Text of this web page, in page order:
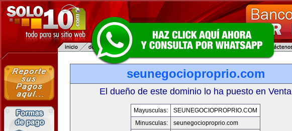
seunegocioproprio.com
El dueño de este dominio lo ha puesto en Venta
Mayusculas:
SEUNEGOCIOPROPRIO.COM
Minusculas:
seunegocioproprio.com